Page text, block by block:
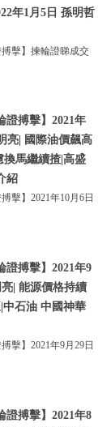
年1月5日 孫明哲
搏擊】揀輪證睇成交
證搏擊】2021年
亮| 國際油價飆高
馬繼續揸|高盛
紹
擊】2021年10月6日
證搏擊】2021年9
| 能源價格持續
石油 中國神華
擊】2021年9月29日
證搏擊】2021年8